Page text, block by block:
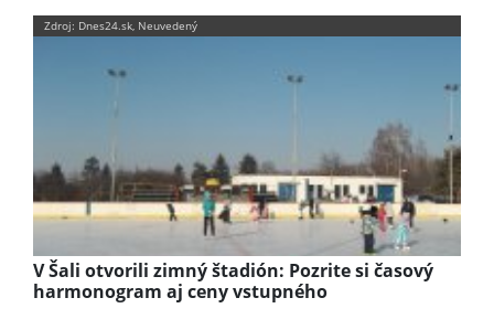
Zdroj: Dnes24.sk, Neuvedený
V Šali otvorili zimný štadión: Pozrite si časový
harmonogram aj ceny vstupného